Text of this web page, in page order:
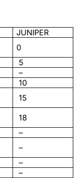
JUNIPER
0
5
–
10
15
18
–
–
–
–